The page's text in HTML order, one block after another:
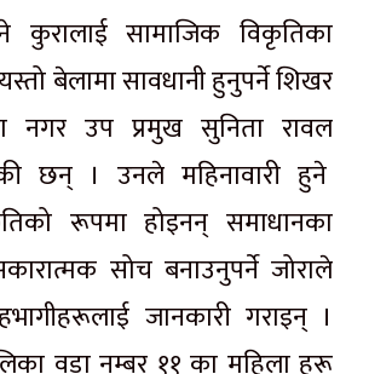
कुरालाई सामाजिक विकृतिका
बेलामा सावधानी हुनुपर्ने शिखर
नगर उप प्रमुख सुनिता रावल
छन् । उनले महिनावारी हुने
रूपमा होइनन् समाधानका
सोच बनाउनुपर्ने जोराले
जानकारी गराइन् ।
वडा नम्बर ११ का महिला हरू